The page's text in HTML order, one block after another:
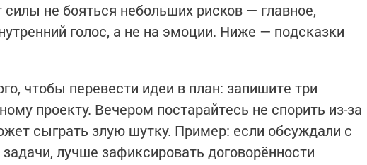
не бояться небольших рисков — главное,
голос, а не на эмоции. Ниже — подсказки
чтобы перевести идеи в план: запишите три
проекту. Вечером постарайтесь не спорить из-за
сыграть злую шутку. Пример: если обсуждали с
лучше зафиксировать договорённости